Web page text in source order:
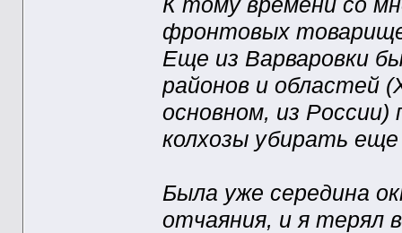
фронтовых
Еще из Варваровки
районов и областей
основном, из
колхозы убирать
Была уже середина
отчаяния, и я терял